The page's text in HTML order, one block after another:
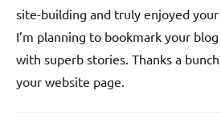
site-building and truly enjoyed
I’m planning to bookmark your
with superb stories. Thanks a
your website page.